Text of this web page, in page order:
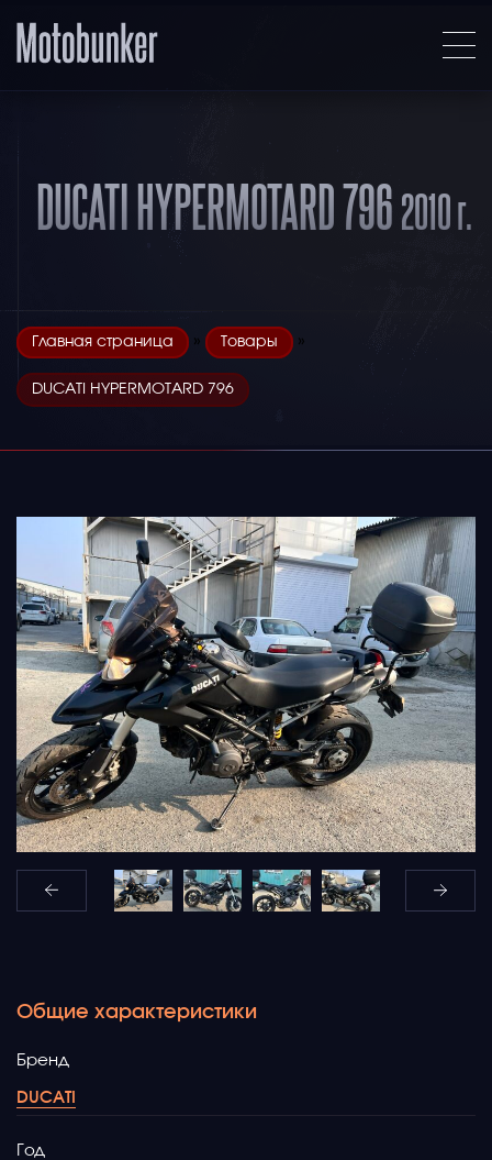
DUCATI HYPERMOTARD 7962010 г.
Главная страница » Товары »
DUCATI HYPERMOTARD 796
Общие характеристики
Бренд
DUCATI
Год